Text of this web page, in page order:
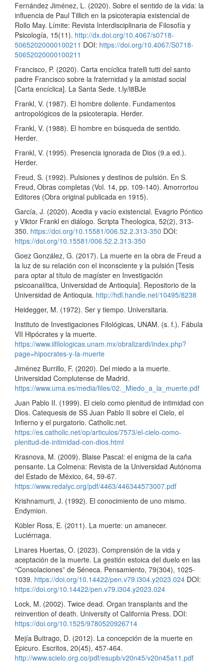
Fernández Jiménez, L. (2020). Sobre el sentido de la vida: la
influencia de Paul Tillich en la psicoterapia existencial de
Rollo May. Límite: Revista Interdisciplinaria de Filosofía y
Psicología, 15(11). http://dx.doi.org/10.4067/s0718-
50652020000100211 DOI: https://doi.org/10.4067/S0718-
50652020000100211
Francisco, P. (2020). Carta encíclica fratelli tutti del santo
padre Francisco sobre la fraternidad y la amistad social
[Carta encíclica]. La Santa Sede. t.ly/l8BJe
Frankl, V. (1987). El hombre doliente. Fundamentos
antropológicos de la psicoterapia. Herder.
Frankl, V. (1988). El hombre en búsqueda de sentido.
Herder.
Frankl, V. (1995). Presencia ignorada de Dios (9.a ed.).
Herder.
Freud, S. (1992). Pulsiones y destinos de pulsión. En S.
Freud, Obras completas (Vol. 14, pp. 109-140). Amorrortou
Editores (Obra original publicada en 1915).
García, J. (2020). Acedia y vacío existencial. Evagrio Póntico
y Viktor Frankl en diálogo. Scripta Theologica, 52(2), 313-
350. https://doi.org/10.15581/006.52.2.313-350 DOI:
https://doi.org/10.15581/006.52.2.313-350
Goez González, G. (2017). La muerte en la obra de Freud a
la luz de su relación con el inconsciente y la pulsión [Tesis
para optar al título de magíster en Investigación
psicoanalítica, Universidad de Antioquia]. Repositorio de la
Universidad de Antioquia. http://hdl.handle.net/10495/8238
Heidegger, M. (1972). Ser y tiempo. Universitaria.
Instituto de Investigaciones Filológicas, UNAM. (s. f.). Fábula
VII Hipócrates y la muerte.
https://www.iifilologicas.unam.mx/obralizardi/index.php?
page=hipocrates-y-la-muerte
Jiménez Burrillo, F. (2020). Del miedo a la muerte.
Universidad Complutense de Madrid.
https://www.uma.es/media/files/02._Miedo_a_la_muerte.pdf
Juan Pablo II. (1999). El cielo como plenitud de intimidad con
Dios. Catequesis de SS Juan Pablo II sobre el Cielo, el
Infierno y el purgatorio. Catholic.net.
https://es.catholic.net/op/articulos/7573/el-cielo-como-
plenitud-de-intimidad-con-dios.html
Krasnova, M. (2009). Blaise Pascal: el enigma de la caña
pensante. La Colmena: Revista de la Universidad Autónoma
del Estado de México, 64, 59-67.
https://www.redalyc.org/pdf/4463/446344573007.pdf
Krishnamurti, J. (1992). El conocimiento de uno mismo.
Endymion.
Kübler Ross, E. (2011). La muerte: un amanecer.
Luciérnaga.
Linares Huertas, O. (2023). Comprensión de la vida y
aceptación de la muerte. La gestión estoica del duelo en las
“Consolaciones” de Séneca. Pensamiento, 79(304), 1025-
1039. https://doi.org/10.14422/pen.v79.i304.y2023.024 DOI:
https://doi.org/10.14422/pen.v79.i304.y2023.024
Lock, M. (2002). Twice dead. Organ transplants and the
reinvention of death. University of California Press. DOI:
https://doi.org/10.1525/9780520926714
Mejía Buitrago, D. (2012). La concepción de la muerte en
Epicuro. Escritos, 20(45), 457-464.
http://www.scielo.org.co/pdf/esupb/v20n45/v20n45a11.pdf